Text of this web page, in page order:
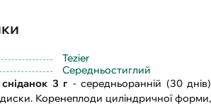
Tezier
Середньостиглий
3 г - середньоранній (30 днів)
Коренеплоди циліндричної форми,